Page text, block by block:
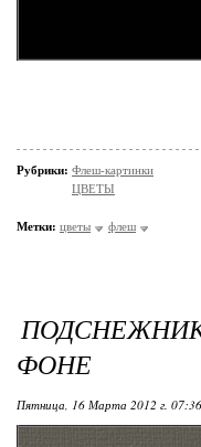
Рубрики: Флеш-картинки
ЦВЕТЫ
Метки: цветы флеш
ФОНЕ
Пятница, 16 Марта 2012 г.